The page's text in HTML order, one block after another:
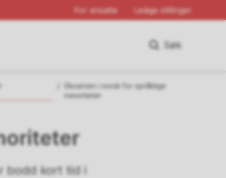
For ansatte Ledige stillinger
Søk
Eksamen i norsk for språklige
minoriteter
bodd kort tid i